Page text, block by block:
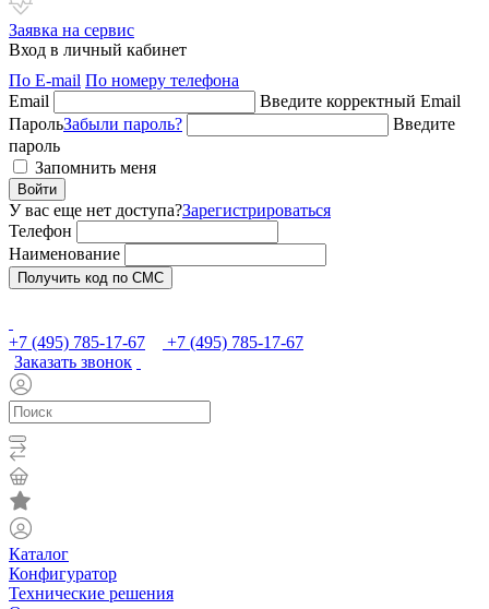
Заявка на сервис
Вход в личный кабинет
По E-mail По номеру телефона
Email
Введите корректный Email
ПарольЗабыли пароль?
Введите
пароль
Запомнить меня
Войти
У вас еще нет доступа?Зарегистрироваться
Телефон
Наименование
Получить код по СМС
+7 (495) 785-17-67
+7 (495) 785-17-67
Заказать звонок
Каталог
Конфигуратор
Технические решения